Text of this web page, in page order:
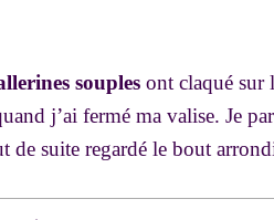
souples ont claqué sur
j’ai fermé ma valise. Je
de suite regardé le bout